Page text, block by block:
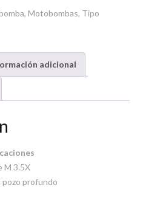
, Motobombas, Tipo
adicional
M 3.5X
pozo profundo